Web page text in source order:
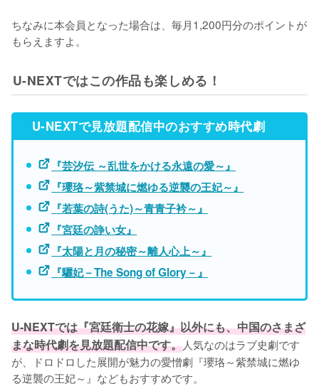
ちなみに本会員となった場合は、毎月1,200円分のポイントが
もらえますよ。
U-NEXTではこの作品も楽しめる！
U-NEXTで見放題配信中のおすすめ時代劇
『芸汐伝 ～乱世をかける永遠の愛～』
『瓔珞～紫禁城に燃ゆる逆襲の王妃～』
『若葉の詩(うた)～青青子衿～』
『宮廷の諍い女』
『太陽と月の秘密～離人心上～』
『驪妃－The Song of Glory－』
U-NEXTでは『宮廷衛士の花嫁』以外にも、中国のさまざ
まな時代劇を見放題配信中です。人気なのはラブ史劇です
が、ドロドロした展開が魅力の愛憎劇『瓔珞～紫禁城に燃ゆ
る逆襲の王妃～』などもおすすめです。